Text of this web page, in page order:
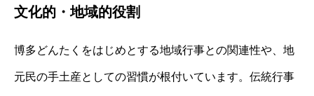
文化的・地域的役割
博多どんたくをはじめとする地域行事との関連性や、地
元民の手土産としての習慣が根付いています。伝統行事